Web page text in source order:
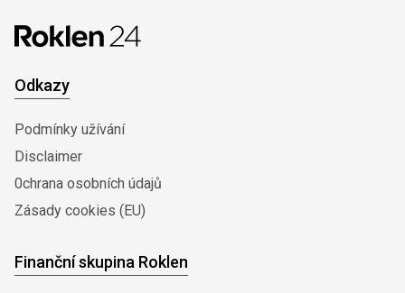
Odkazy
Podmínky užívání
Disclaimer
0chrana osobních údajů
Zásady cookies (EU)
Finanční skupina Roklen